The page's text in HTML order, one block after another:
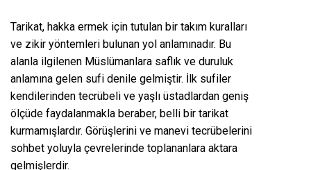
Tarikat, hakka ermek için tutulan bir takım kuralları
ve zikir yöntemleri bulunan yol anlamınadır. Bu
alanla ilgilenen Müslümanlara saflık ve duruluk
anlamına gelen sufi denile gelmiştir. İlk sufiler
kendilerinden tecrübeli ve yaşlı üstadlardan geniş
ölçüde faydalanmakla beraber, belli bir tarikat
kurmamışlardır. Görüşlerini ve manevi tecrübelerini
sohbet yoluyla çevrelerinde toplananlara aktara
gelmişlerdir.